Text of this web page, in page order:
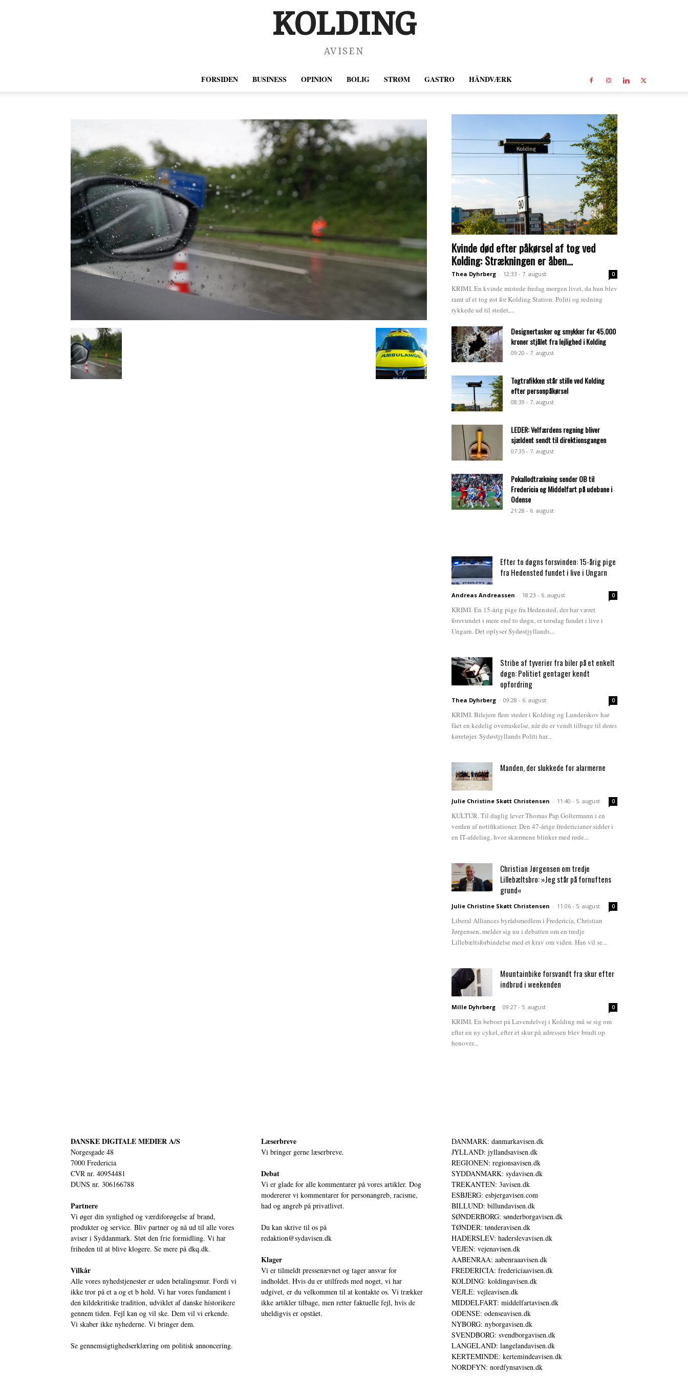
KOLDING
AVISEN
FORSIDEN BUSINESS OPINION BOLIG STRØM GASTRO HÅNDVÆRK
Kvinde død efter påkørsel af tog ved
Kolding: Strækningen er åben...
Thea Dyhrberg - 12:33 - 7. august 0
KRIMI. En kvinde mistede fredag morgen livet, da hun blev
ramt af et tog øst for Kolding Station. Politi og redning
rykkede ud til stedet,...
Designertasker og smykker for 45.000
kroner stjålet fra lejlighed i Kolding
09:20 - 7. august
Togtrafikken står stille ved Kolding
efter personpåkørsel
08:39 - 7. august
LEDER: Velfærdens regning bliver
sjældent sendt til direktionsgangen
07:35 - 7. august
Pokallodtrækning sender OB til
Fredericia og Middelfart på udebane i
Odense
21:28 - 6. august
Efter to døgns forsvinden: 15-årig pige
fra Hedensted fundet i live i Ungarn
Andreas Andreassen - 18:23 - 6. august 0
KRIMI. En 15-årig pige fra Hedensted, der har været
forsvundet i mere end to døgn, er torsdag fundet i live i
Ungarn. Det oplyser Sydøstjyllands...
Stribe af tyverier fra biler på et enkelt
døgn: Politiet gentager kendt
opfordring
Thea Dyhrberg - 09:28 - 6. august 0
KRIMI. Bilejere flere steder i Kolding og Lunderskov har
fået en kedelig overraskelse, når de er vendt tilbage til deres
køretøjer. Sydøstjyllands Politi har...
Manden, der slukkede for alarmerne
Julie Christine Skøtt Christensen - 11:40 - 5. august 0
KULTUR. Til daglig lever Thomas Pap Goltermann i en
verden af notifikationer. Den 47-årige fredericianer sidder i
en IT-afdeling, hvor skærmene blinker med røde...
Christian Jørgensen om tredje
Lillebæltsbro: »Jeg står på fornuftens
grund«
Julie Christine Skøtt Christensen - 11:06 - 5. august 0
Liberal Alliances byrådsmedlem i Fredericia, Christian
Jørgensen, melder sig nu i debatten om en tredje
Lillebæltsforbindelse med et krav om viden. Han vil se...
Mountainbike forsvandt fra skur efter
indbrud i weekenden
Mille Dyhrberg - 09:27 - 5. august 0
KRIMI. En beboer på Lavendelvej i Kolding må se sig om
efter en ny cykel, efter et skur på adressen blev brudt op
henover...
DANSKE DIGITALE MEDIER A/S
Norgesgade 48
7000 Fredericia
CVR nr. 40954481
DUNS nr. 306166788
Partnere
Vi øger din synlighed og værdiforøgelse af brand,
produkter og service. Bliv partner og nå ud til alle vores
aviser i Syddanmark. Støt den frie formidling. Vi har
friheden til at blive klogere. Se mere på dkq.dk.
Vilkår
Alle vores nyhedstjenester er uden betalingsmur. Fordi vi
ikke tror på et a og et b hold. Vi har vores fundament i
den kildekritiske tradition, udviklet af danske historikere
gennem tiden. Fejl kan og vil ske. Dem vil vi erkende.
Vi skaber ikke nyhederne. Vi bringer dem.
Se gennemsigtighedserklæring om politisk annoncering.
Læserbreve
Vi bringer gerne læserbreve.
Debat
Vi er glade for alle kommentarer på vores artikler. Dog
modererer vi kommentarer for personangreb, racisme,
had og angreb på privatlivet.
Du kan skrive til os på
redaktion@sydavisen.dk
Klager
Vi er tilmeldt pressenævnet og tager ansvar for
indholdet. Hvis du er utilfreds med noget, vi har
udgivet, er du velkommen til at kontakte os. Vi trækker
ikke artikler tilbage, men retter faktuelle fejl, hvis de
uheldigvis er opstået.
DANMARK: danmarkavisen.dk
JYLLAND: jyllandsavisen.dk
REGIONEN: regionsavisen.dk
SYDDANMARK: sydavisen.dk
TREKANTEN: 3avisen.dk
ESBJERG: esbjergavisen.com
BILLUND: billundavisen.dk
SØNDERBORG: sønderborgavisen.dk
TØNDER: tønderavisen.dk
HADERSLEV: haderslevavisen.dk
VEJEN: vejenavisen.dk
AABENRAA: aabenraaavisen.dk
FREDERICIA: fredericiaavisen.dk
KOLDING: koldingavisen.dk
VEJLE: vejleavisen.dk
MIDDELFART: middelfartavisen.dk
ODENSE: odenseavisen.dk
NYBORG: nyborgavisen.dk
SVENDBORG: svendborgavisen.dk
LANGELAND: langelandavisen.dk
KERTEMINDE: kertemindeavisen.dk
NORDFYN: nordfynsavisen.dk